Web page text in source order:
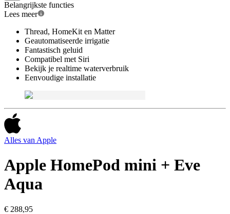
Belangrijkste functies
Lees meer
Thread, HomeKit en Matter
Geautomatiseerde irrigatie
Fantastisch geluid
Compatibel met Siri
Bekijk je realtime waterverbruik
Eenvoudige installatie
Alles van Apple
Apple HomePod mini + Eve
Aqua
€ 288,95